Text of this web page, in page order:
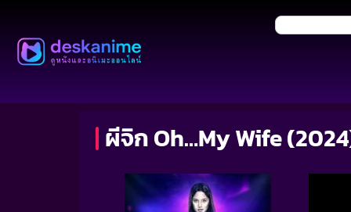
ผีจิก Oh…My Wife